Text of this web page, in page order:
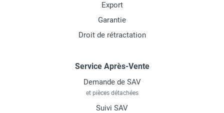
Export
Garantie
Droit de rétractation
Service Après-Vente
Demande de SAV
et pièces détachées
Suivi SAV